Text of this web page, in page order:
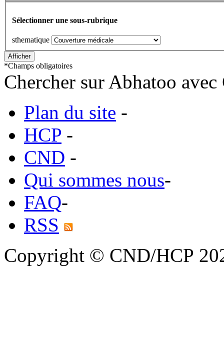
Sélectionner une sous-rubrique
sthematique
*Champs obligatoires
Chercher sur Abhatoo
Plan du site -
HCP -
CND -
Qui sommes nous-
FAQ-
RSS
Copyright © CND/HCP